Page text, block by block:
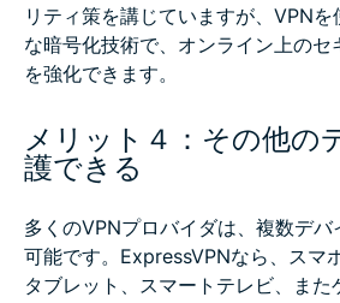
リティ策を講じていますが、VPN
な暗号化技術で、オンライン上のセ
を強化できます。
メリット４：その他の
護できる
多くのVPNプロバイダは、複数デ
可能です。ExpressVPNなら、スマ
タブレット、スマートテレビ、また